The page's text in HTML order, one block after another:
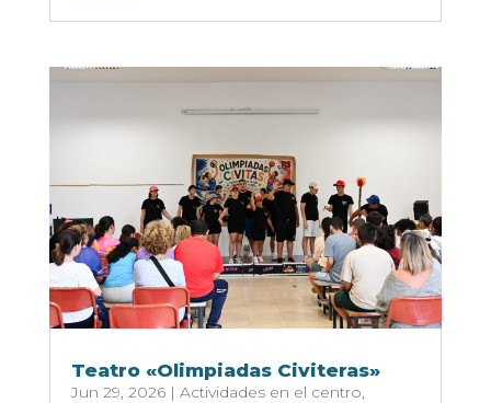
Teatro «Olimpiadas Civiteras»
Jun 29, 2026| Actividades en el centro,